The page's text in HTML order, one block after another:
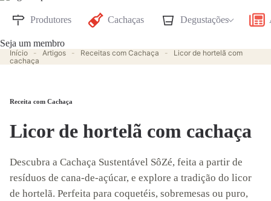
Produtores Cachaças Degustações
Seja um membro
Início - Artigos - Receitas com Cachaça -
Licor de hortelã com
cachaça
Receita com Cachaça
Licor de hortelã com cachaça
Descubra a Cachaça Sustentável SôZé, feita a partir de
resíduos de cana-de-açúcar, e explore a tradição do licor
de hortelã. Perfeita para coquetéis, sobremesas ou puro,